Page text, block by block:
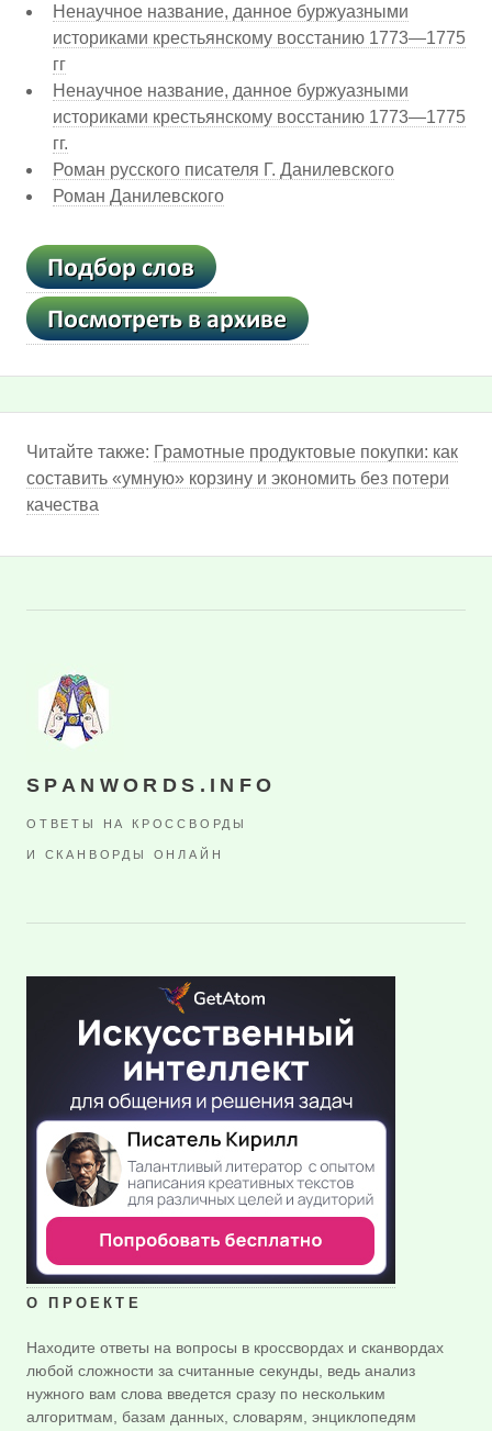
Ненаучное название, данное буржуазными
историками крестьянскому восстанию 1773—1775
гг
Ненаучное название, данное буржуазными
историками крестьянскому восстанию 1773—1775
гг.
Роман русского писателя Г. Данилевского
Роман Данилевского
Читайте также: Грамотные продуктовые покупки: как
составить «умную» корзину и экономить без потери
качества
SPANWORDS.INFO
ОТВЕТЫ НА КРОССВОРДЫ
И СКАНВОРДЫ ОНЛАЙН
О ПРОЕКТЕ
Находите ответы на вопросы в кроссвордах и сканвордах
любой сложности за считанные секунды, ведь анализ
нужного вам слова введется сразу по нескольким
алгоритмам, базам данных, словарям, энциклопедям